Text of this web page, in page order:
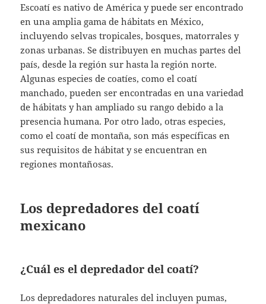
Escoatí es nativo de América y puede ser encontrado
en una amplia gama de hábitats en México,
incluyendo selvas tropicales, bosques, matorrales y
zonas urbanas. Se distribuyen en muchas partes del
país, desde la región sur hasta la región norte.
Algunas especies de coatíes, como el coatí
manchado, pueden ser encontradas en una variedad
de hábitats y han ampliado su rango debido a la
presencia humana. Por otro lado, otras especies,
como el coatí de montaña, son más específicas en
sus requisitos de hábitat y se encuentran en
regiones montañosas.
Los depredadores del coatí
mexicano
¿Cuál es el depredador del coatí?
Los depredadores naturales del incluyen pumas,